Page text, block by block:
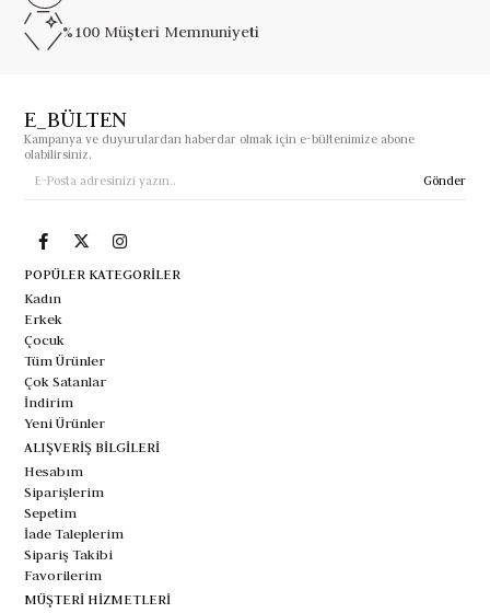
%100 Müşteri Memnuniyeti
E_BÜLTEN
Kampanya ve duyurulardan haberdar olmak için e-bültenimize abone
olabilirsiniz.
Gönder
POPÜLER KATEGORİLER
Kadın
Erkek
Çocuk
Tüm Ürünler
Çok Satanlar
İndirim
Yeni Ürünler
ALIŞVERİŞ BİLGİLERİ
Hesabım
Siparişlerim
Sepetim
İade Taleplerim
Sipariş Takibi
Favorilerim
MÜŞTERİ HİZMETLERİ